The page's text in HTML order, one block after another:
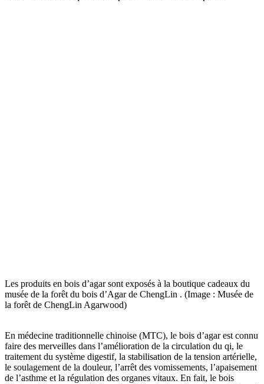
Les produits en bois d’agar sont exposés à la boutique cadeaux du
musée de la forêt du bois d’Agar de ChengLin . (Image : Musée de
la forêt de ChengLin Agarwood)
En médecine traditionnelle chinoise (MTC), le bois d’agar est connu
faire des merveilles dans l’amélioration de la circulation du qi, le
traitement du système digestif, la stabilisation de la tension artérielle,
le soulagement de la douleur, l’arrêt des vomissements, l’apaisement
de l’asthme et la régulation des organes vitaux. En fait, le bois